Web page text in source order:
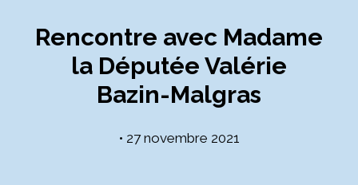
Rencontre avec Madame
la Députée Valérie
Bazin-Malgras
• 27 novembre 2021